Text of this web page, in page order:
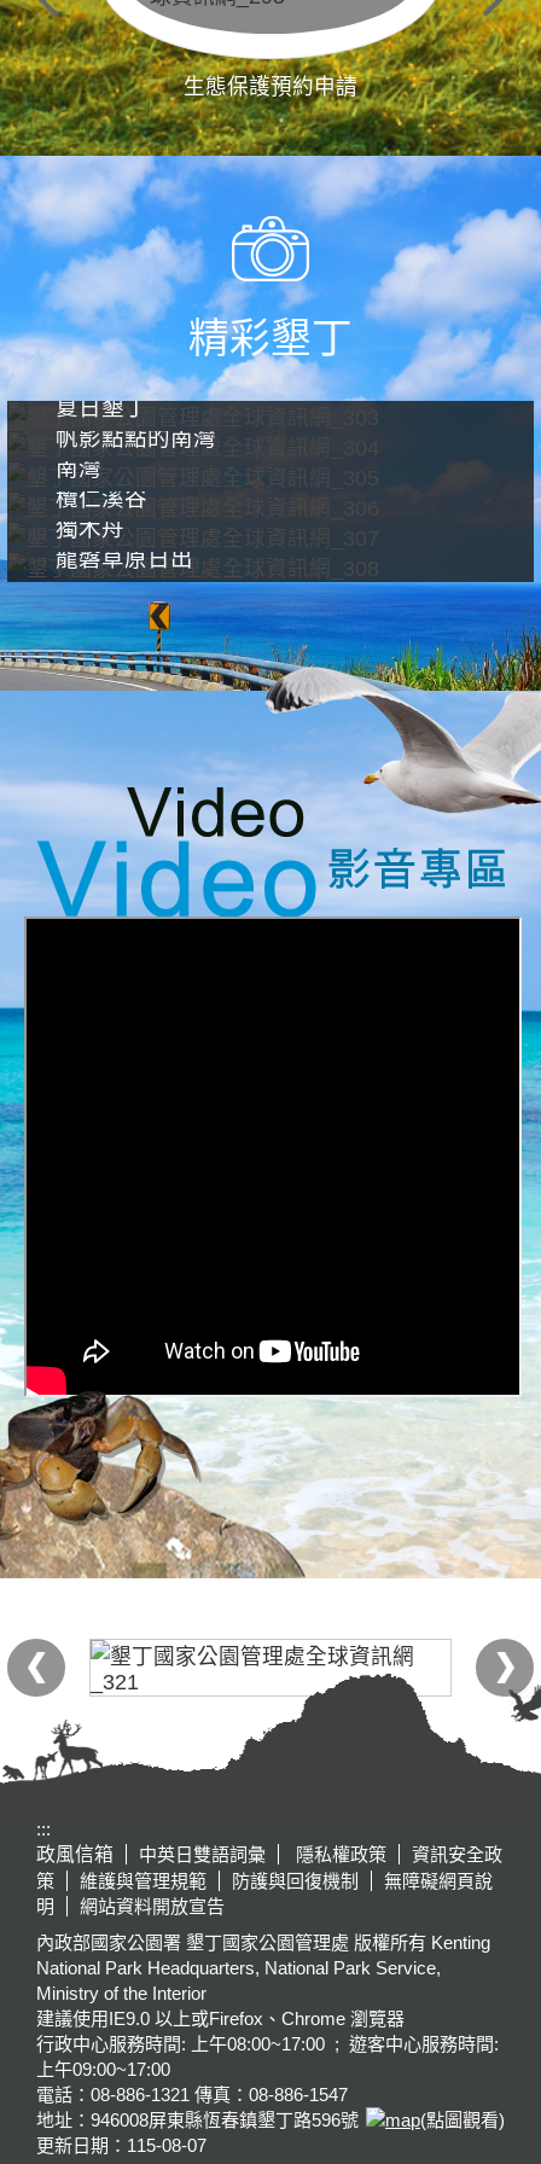
生態保護預約申請
精彩墾丁
夏日墾丁
帆影點點的南灣
南灣
欖仁溪谷
獨木舟
龍磐草原日出
:::
政風信箱
中英日雙語詞彙 隱私權政策
資訊安全政
策
維護與管理規範 防護與回復機制
無障礙網頁說
明
網站資料開放宣告
內政部國家公園署 墾丁國家公園管理處 版權所有 Kenting
National Park Headquarters, National Park Service,
Ministry of the Interior
建議使用IE9.0 以上或Firefox、Chrome 瀏覽器
行政中心服務時間: 上午08:00~17:00 ; 遊客中心服務時間:
上午09:00~17:00
電話：08-886-1321 傳真：08-886-1547
地址：946008屏東縣恆春鎮墾丁路596號
(點圖觀看)
更新日期： 115-08-07